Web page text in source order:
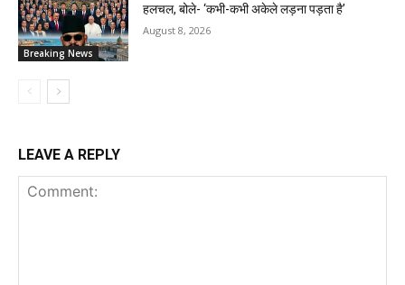
Breaking News
हलचल, बोले- ‘कभी-कभी अकेले लड़ना पड़ता है’
August 8, 2026
LEAVE A REPLY